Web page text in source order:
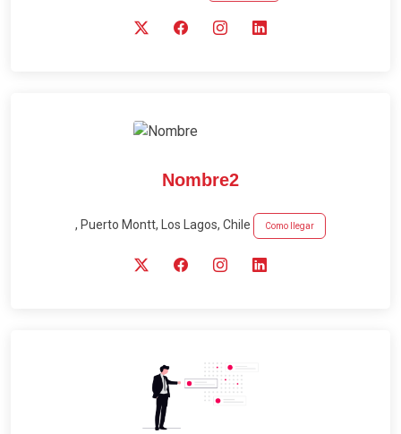
Nombre2
, Puerto Montt, Los Lagos, Chile Como llegar